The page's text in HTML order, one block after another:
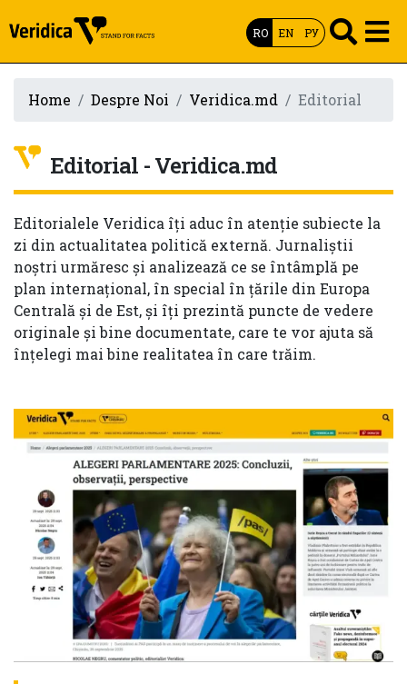
RO EN РУ
Home Despre Noi Veridica.md Editorial
Editorial - Veridica.md
Editorialele Veridica îți aduc în atenție subiecte la
zi din actualitatea politică externă. Jurnaliștii
noștri urmăresc și analizează ce se întâmplă pe
plan internațional, în special în țările din Europa
Centrală și de Est, și îți prezintă puncte de vedere
originale și bine documentate, care te vor ajuta să
înțelegi mai bine realitatea în care trăim.